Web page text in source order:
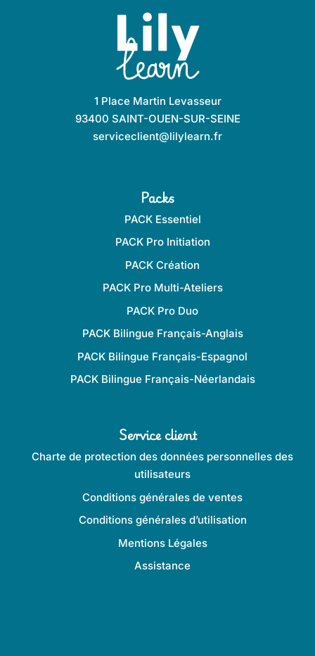
1 Place Martin Levasseur
93400 SAINT-OUEN-SUR-SEINE
serviceclient@lilylearn.fr
Packs
PACK Essentiel
PACK Pro Initiation
PACK Création
PACK Pro Multi-Ateliers
PACK Pro Duo
PACK Bilingue Français-Anglais
PACK Bilingue Français-Espagnol
PACK Bilingue Français-Néerlandais
Service client
Charte de protection des données personnelles des
utilisateurs
Conditions générales de ventes
Conditions générales d’utilisation
Mentions Légales
Assistance